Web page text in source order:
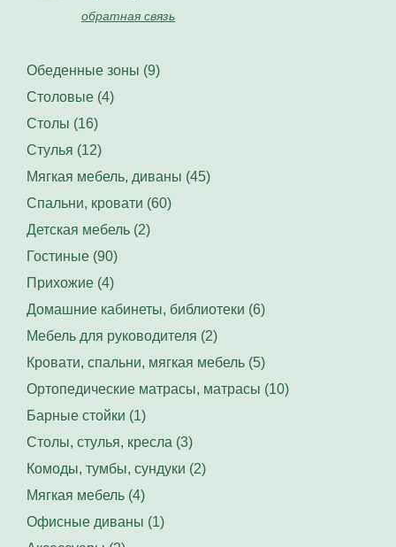
обратная связь
Обеденные зоны (9)
Столовые (4)
Столы (16)
Стулья (12)
Мягкая мебель, диваны (45)
Спальни, кровати (60)
Детская мебель (2)
Гостиные (90)
Прихожие (4)
Домашние кабинеты, библиотеки (6)
Мебель для руководителя (2)
Кровати, спальни, мягкая мебель (5)
Ортопедические матрасы, матрасы (10)
Барные стойки (1)
Столы, стулья, кресла (3)
Комоды, тумбы, сундуки (2)
Мягкая мебель (4)
Офисные диваны (1)